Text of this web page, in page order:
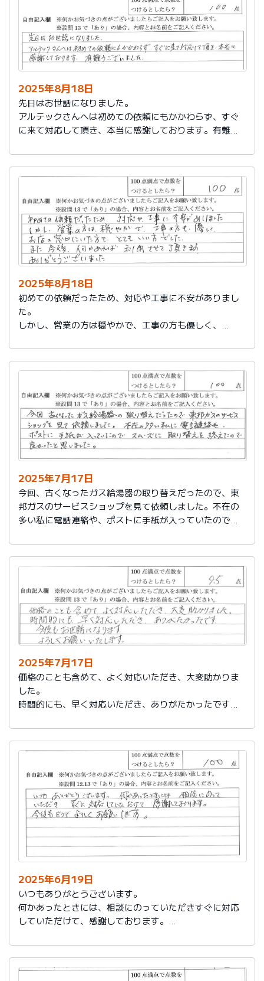
2025年8月18日
先日はお世話になりました。
アルテックさんへは初めての依頼にもかかわらず、すぐ
に来て対応して頂き、本当に感謝しております。有難う
2025年8月18日
初めての依頼だったため、対応や工事に不安がありまし
た。
しかし、営業の方は穏やかで、工事の方も優しく、
また今後、何かあれば利用させて頂きます。
ありがとうございました。
2025年7月17日
今回、古くなったガス給湯器の取り替えだったので、東
邦ガスのサービスショップを見て依頼しました。不在の
多い私に電話連絡や、ポストに手紙が入っていたので、
た。
2025年7月17日
価格のことも含めて、よく対応いただき、大変助かりま
した。
時間的にも、早く対応いただき、ありがたかったです。
2025年6月19日
いつもありがとうございます。
何かあったときには、相談にのっていただきすぐに対応
していただけて、感謝しております。